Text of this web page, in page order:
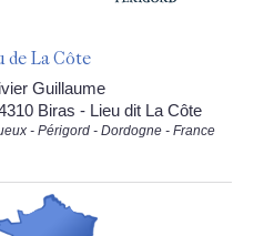
de La Côte
Guillaume
Biras - Lieu dit La Côte
- Périgord - Dordogne - France